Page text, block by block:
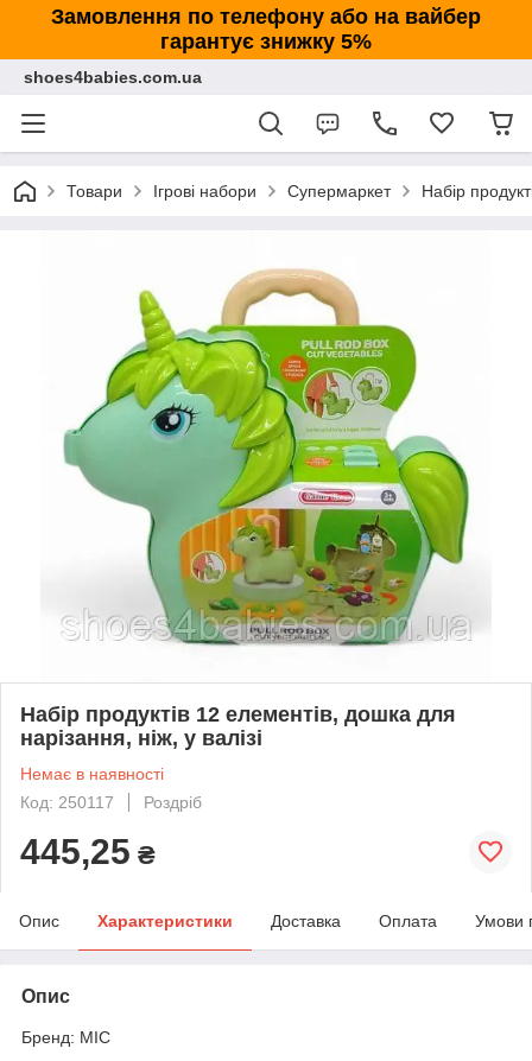
Замовлення по телефону або на вайбер
гарантує знижку 5%
shoes4babies.com.ua
Товари Ігрові набори Супермаркет Набір
Набір продуктів 12 елементів, дошка для
нарізання, ніж, у валізі
Немає в наявності
Код: 250117
Роздріб
445,25 ₴
Опис Характеристики Доставка Оплата Умови
Опис
Бренд: MIC